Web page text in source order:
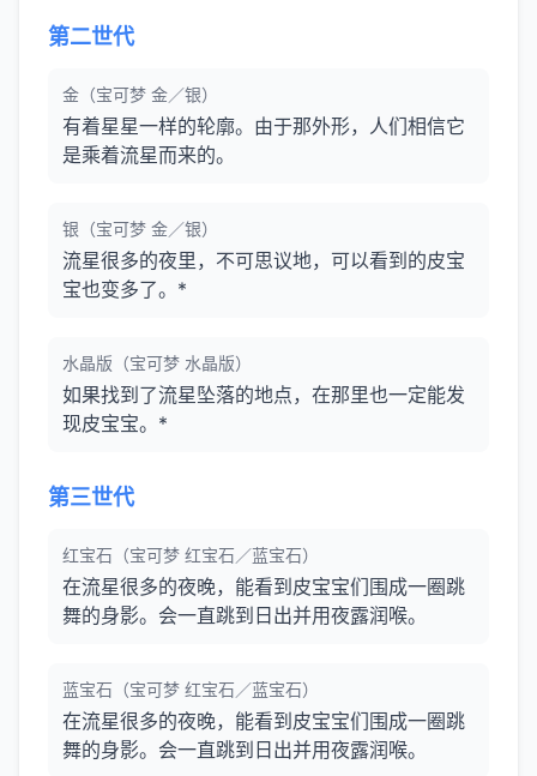
第二世代
金（宝可梦 金／银）
有着星星一样的轮廓。由于那外形，人们相信它
是乘着流星而来的。
银（宝可梦 金／银）
流星很多的夜里，不可思议地，可以看到的皮宝
宝也变多了。*
水晶版（宝可梦 水晶版）
如果找到了流星坠落的地点，在那里也一定能发
现皮宝宝。*
第三世代
红宝石（宝可梦 红宝石／蓝宝石）
在流星很多的夜晚，能看到皮宝宝们围成一圈跳
舞的身影。会一直跳到日出并用夜露润喉。
蓝宝石（宝可梦 红宝石／蓝宝石）
在流星很多的夜晚，能看到皮宝宝们围成一圈跳
舞的身影。会一直跳到日出并用夜露润喉。